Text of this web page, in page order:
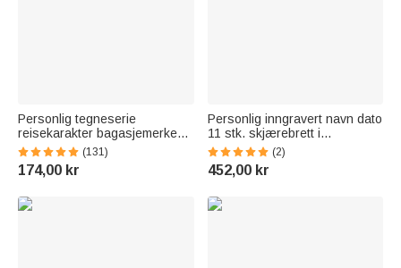
Personlig tegneserie
reisekarakter bagasjemerke
med navn Reisetilbehør
Bursdagsgave til familie
reiseelskere
(131)
174,00 kr
Personlig inngravert navn dato
11 stk. skjærebrett i
akasiemarmor med keramisk
bolle laget i USA Julegave til
familie og venner
(2)
452,00 kr